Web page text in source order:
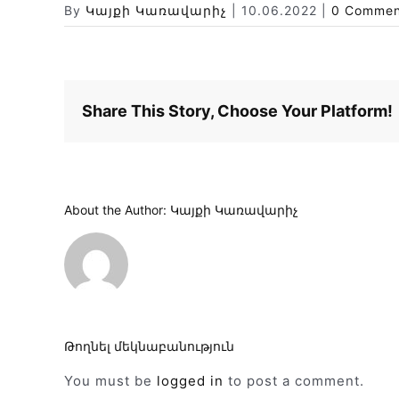
By Կայքի Կառավարիչ 10.06.2022 0
Share This Story, Choose Your Platform!
About the Author: Կայքի Կառավարիչ
Թողնել մեկնաբանություն
You must be logged in to post a comment.